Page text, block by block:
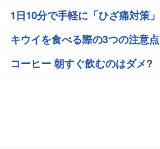
1日10分で手軽に「ひざ痛対策」
キウイを食べる際の3つの注意点
コーヒー 朝すぐ飲むのはダメ?